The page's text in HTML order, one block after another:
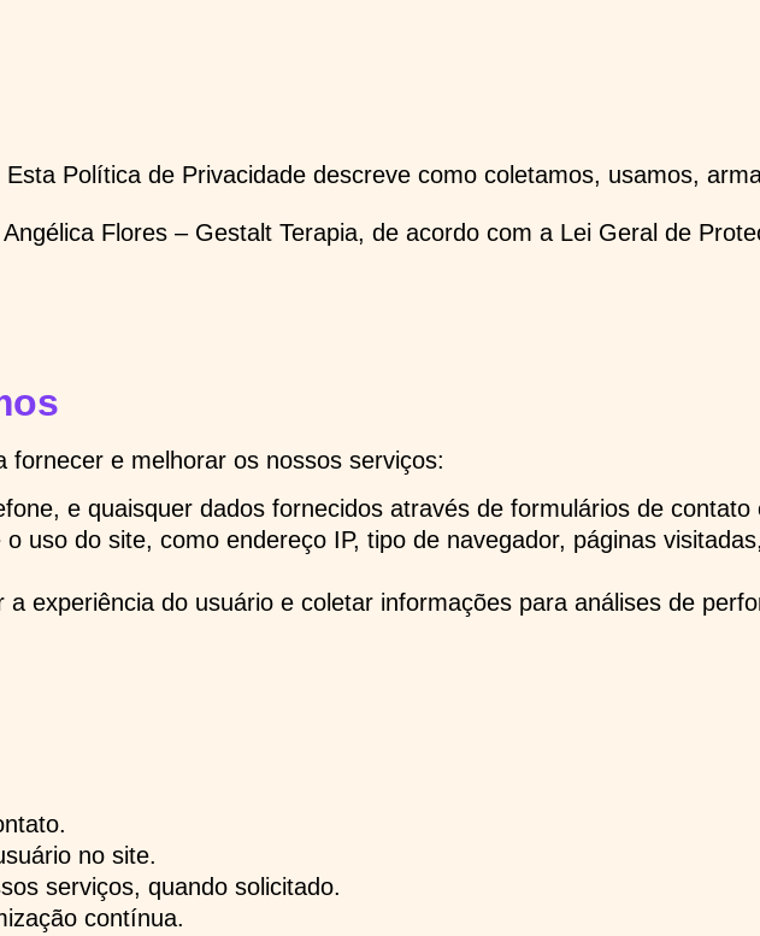
Política de Privacidade descreve como coletamos, usamos,
Flores – Gestalt Terapia, de acordo com a Lei Geral de
e melhorar os nossos serviços:
e quaisquer dados fornecidos através de formulários de
o uso do site, como endereço IP, tipo de navegador, páginas
experiência do usuário e coletar informações para análises de
no site.
serviços, quando solicitado.
contínua.